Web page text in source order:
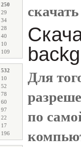
250
29
34
28
40
10
109
532
10
52
78
60
97
22
17
196
Для
по